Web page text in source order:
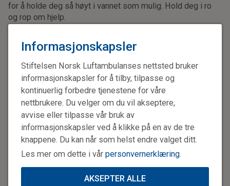
Informasjonskapsler
Stiftelsen Norsk Luftambulanses nettsted bruker
informasjonskapsler for å tilby, tilpasse og
kontinuerlig forbedre tjenestene for våre
nettbrukere. Du velger om du vil akseptere,
avvise eller tilpasse vår bruk av
informasjonskapsler ved å klikke på en av de tre
knappene. Du kan når som helst endre valget ditt.
Les mer om dette i vår personvernerklæring.
AKSEPTER ALLE
for å holde deg så høyt i vannet som mulig. Hold deg i ro
og rop om hjelp.
Faller du gjennom isen, er det stor sjanse for at den er for
tynn til å bære deg videre. Derfor bør du snu deg 180
grader og forsøke å komme deg opp på samme side som
du falt ned.
– Fordel tyngdepunktet og kjenn etter hvor isen er sterk
nok til å bære deg før du reiser deg opp.
Når du kommer deg opp fra vannet, bør du også være
forsiktig med å reise deg rett opp. Da risikerer du å gå
gjennom isen igjen.